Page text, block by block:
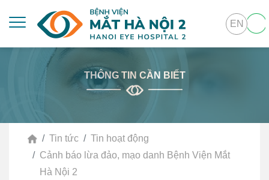
EN
THÔNG TIN CẦN BIẾT
Tin tức
Tin hoạt động
Cảnh báo lừa đảo, mạo danh Bệnh Viện Mắt
Hà Nội 2